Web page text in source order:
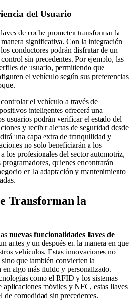
del Usuario
de coche prometen transformar la
significativa. Con la integración
conductores podrán disfrutar de un
sin precedentes. Por ejemplo, las
de usuario, permitiendo que
el vehículo según sus preferencias
el vehículo a través de
inteligentes ofrecerá una
usuarios podrán verificar el estado del
y recibir alertas de seguridad desde
una capa extra de tranquilidad y
no solo beneficiarán a los
los profesionales del sector automotriz,
quienes encontrarán
en la adaptación y mantenimiento
Transforman la
nuevas funcionalidades llaves de
antes y un después en la manera en que
vehículos. Estas innovaciones no
que también convierten la
en algo más fluido y personalizado.
como el RFID y los sistemas
aplicaciones móviles y NFC, estas llaves
de comodidad sin precedentes.